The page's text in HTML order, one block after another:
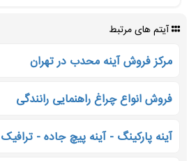
آیتم های مرتبط
مرکز فروش آینه محدب در تهران
فروش انواع چراغ راهنمایی رانندگی
آینه پارکینگ - آینه پیچ جاده -